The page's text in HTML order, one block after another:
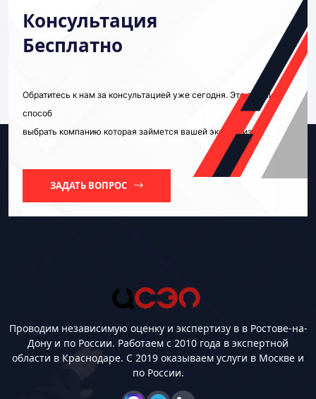
Консультация
Бесплатно
Обратитесь к нам за консультацией уже сегодня. Это лучший
способ
выбрать компанию которая займется вашей экспертизой.
ЗАДАТЬ ВОПРОС
Проводим независимую оценку и экспертизу в в Ростове-на-
Дону и по России. Работаем с 2010 года в экспертной
области в Краснодаре. С 2019 оказываем услуги в Москве и
по России.